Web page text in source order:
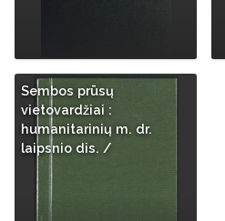
Sembos prūsų
vietovardžiai :
humanitarinių m. dr.
laipsnio dis. /